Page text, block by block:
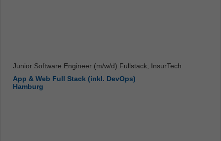
Junior Software Engineer (m/w/d) Fullstack, InsurTech
App & Web Full Stack (inkl. DevOps)
Hamburg